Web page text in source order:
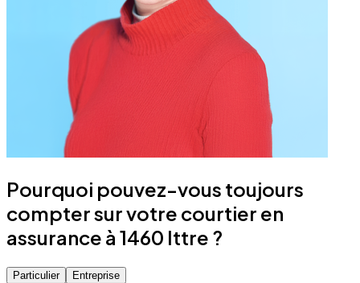
Pourquoi pouvez-vous toujours
compter sur votre courtier en
assurance à 1460 Ittre ?
Particulier Entreprise